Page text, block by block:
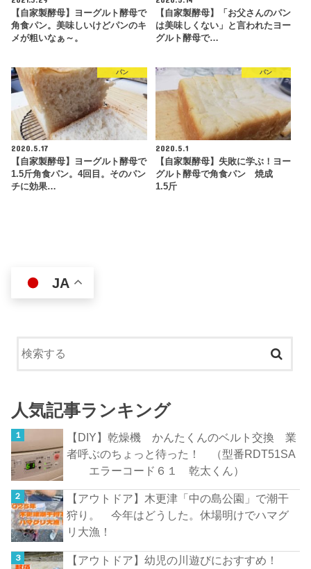
【自家製酵母】ヨーグルト酵母で
角食パン。美味しいけどパンのキ
メが粗いなぁ～。
【自家製酵母】「お父さんのパン
は美味しくない」と言われたヨー
グルト酵母で…
パン
2020.5.17
【自家製酵母】ヨーグルト酵母で
1.5斤角食パン。4回目。そのパン
チに効果…
パン
2020.5.1
【自家製酵母】失敗に学ぶ！ヨー
グルト酵母で角食パン 焼成
1.5斤
JA
人気記事ランキング
【DIY】乾燥機 かんたくんのベルト交換 業
者呼ぶのちょっと待った！ （型番RDT51SA
エラーコード６１ 乾太くん）
【アウトドア】木更津「中の島公園」で潮干
狩り。 今年はどうした。休場明けでハマグ
リ大漁！
【アウトドア】幼児の川遊びにおすすめ！